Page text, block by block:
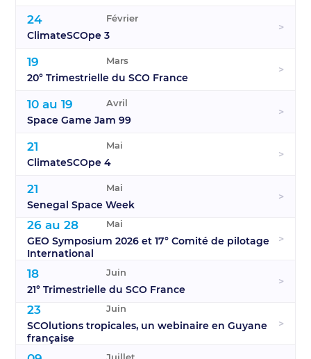
24 Février
ClimateSCOpe 3
>
19 Mars
20° Trimestrielle du SCO France
>
10 au 19 Avril
Space Game Jam 99
>
21 Mai
ClimateSCOpe 4
>
21 Mai
Senegal Space Week
>
26 au 28 Mai
GEO Symposium 2026 et 17° Comité de pilotage
International
>
18 Juin
21° Trimestrielle du SCO France
>
23 Juin
SCOlutions tropicales, un webinaire en Guyane
française
>